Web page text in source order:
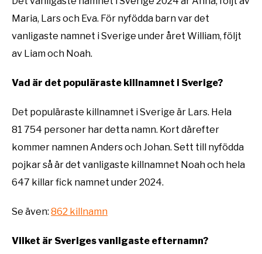
Maria, Lars och Eva. För nyfödda barn var det
vanligaste namnet i Sverige under året William, följt
av Liam och Noah.
Vad är det populäraste killnamnet i Sverige?
Det populäraste killnamnet i Sverige är Lars. Hela
81 754 personer har detta namn. Kort därefter
kommer namnen Anders och Johan. Sett till nyfödda
pojkar så är det vanligaste killnamnet Noah och hela
647 killar fick namnet under 2024.
Se även: 862 killnamn
Vilket är Sveriges vanligaste efternamn?